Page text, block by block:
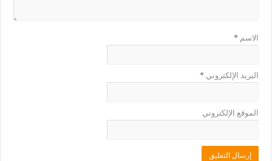
الاسم*
البريد الإلكتروني*
الموقع الإلكتروني